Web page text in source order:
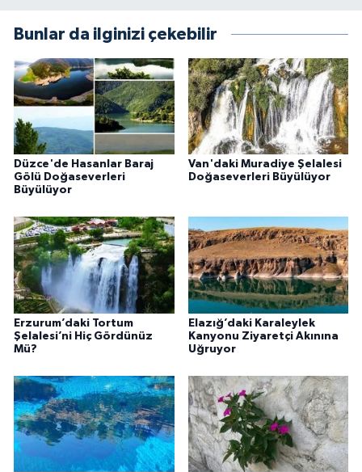
Bunlar da ilginizi çekebilir
Düzce'de Hasanlar Baraj
Gölü Doğaseverleri
Büyülüyor
Van'daki Muradiye Şelalesi
Doğaseverleri Büyülüyor
Erzurum’daki Tortum
Şelalesi’ni Hiç Gördünüz
Mü?
Elazığ’daki Karaleylek
Kanyonu Ziyaretçi Akınına
Uğruyor